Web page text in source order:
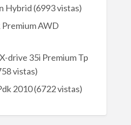
Hybrid (6993 vistas)
Premium AWD
drive 35i Premium Tp
vistas)
2010(6722 vistas)